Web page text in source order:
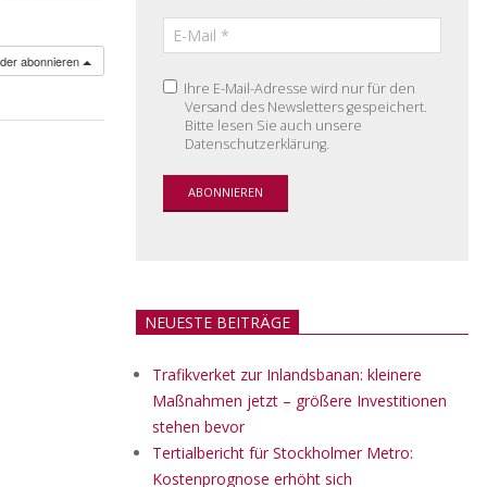
abonnieren
Ihre E-Mail-Adresse wird nur für den
Versand des Newsletters gespeichert.
Bitte lesen Sie auch unsere
Datenschutzerklärung.
NEUESTE BEITRÄGE
Trafikverket zur Inlandsbanan: kleinere
Maßnahmen jetzt – größere Investitionen
stehen bevor
Tertialbericht für Stockholmer Metro:
Kostenprognose erhöht sich